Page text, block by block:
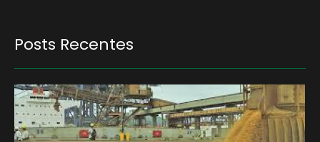
Posts Recentes